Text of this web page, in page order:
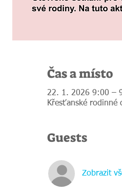
Čas a místo
22. 1. 2026 9:00 –
Křesťanské rodinné
Guests
Zobrazit